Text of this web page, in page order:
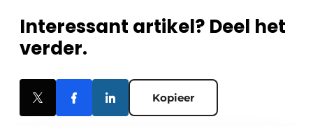
Interessant artikel? Deel het
verder.
Kopieer